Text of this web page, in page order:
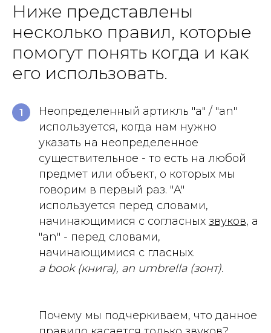
Ниже представлены
несколько правил, которые
помогут понять когда и как
его использовать.
1
Неопределенный артикль "a" / "an"
используется, когда нам нужно
указать на неопределенное
существительное - то есть на любой
предмет или объект, о которых мы
говорим в первый раз. "A"
используется перед словами,
начинающимися с согласных звуков, а
"an" - перед словами,
начинающимися с гласных.
a book (книга), an umbrella (зонт).
Почему мы подчеркиваем, что данное